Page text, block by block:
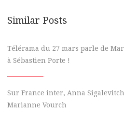
Similar Posts
Télérama du 27 mars parle de
à Sébastien Porte !
Sur France inter, Anna
Marianne Vourch